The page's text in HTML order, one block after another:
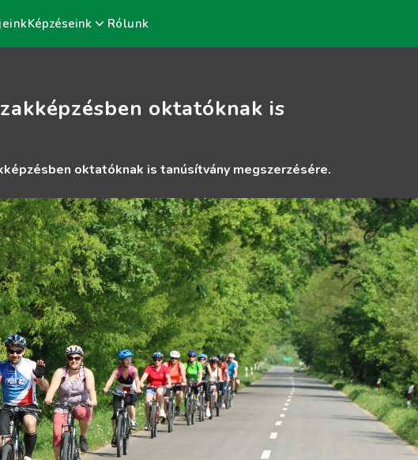
Képzéseink Rólunk
oktatóknak is
oktatóknak is tanúsítvány megszerzésére.